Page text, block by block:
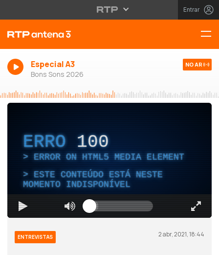
Entrar
Especial A3
Bons Sons 2026
NO AR
ERRO 100
ERROR ON HTML5 MEDIA ELEMENT
ESTE CONTEÚDO ESTÁ NESTE
MOMENTO INDISPONÍVEL
ENTREVISTAS 2 abr, 2021, 18:44